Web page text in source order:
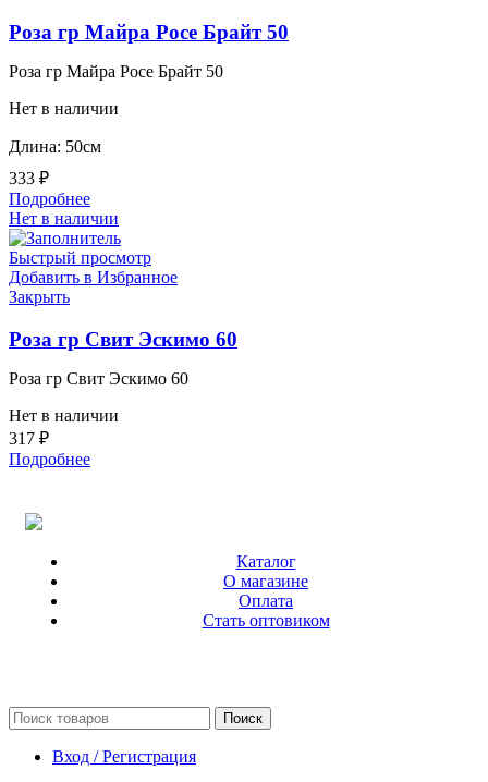
Роза гр Майра Росе Брайт 50
Роза гр Майра Росе Брайт 50
Нет в наличии
Длина: 50см
333 ₽
Подробнее
Нет в наличии
Быстрый просмотр
Добавить в Избранное
Закрыть
Роза гр Свит Эскимо 60
Роза гр Свит Эскимо 60
Нет в наличии
317 ₽
Подробнее
Каталог
О магазине
Оплата
Стать оптовиком
Поиск
Вход / Регистрация